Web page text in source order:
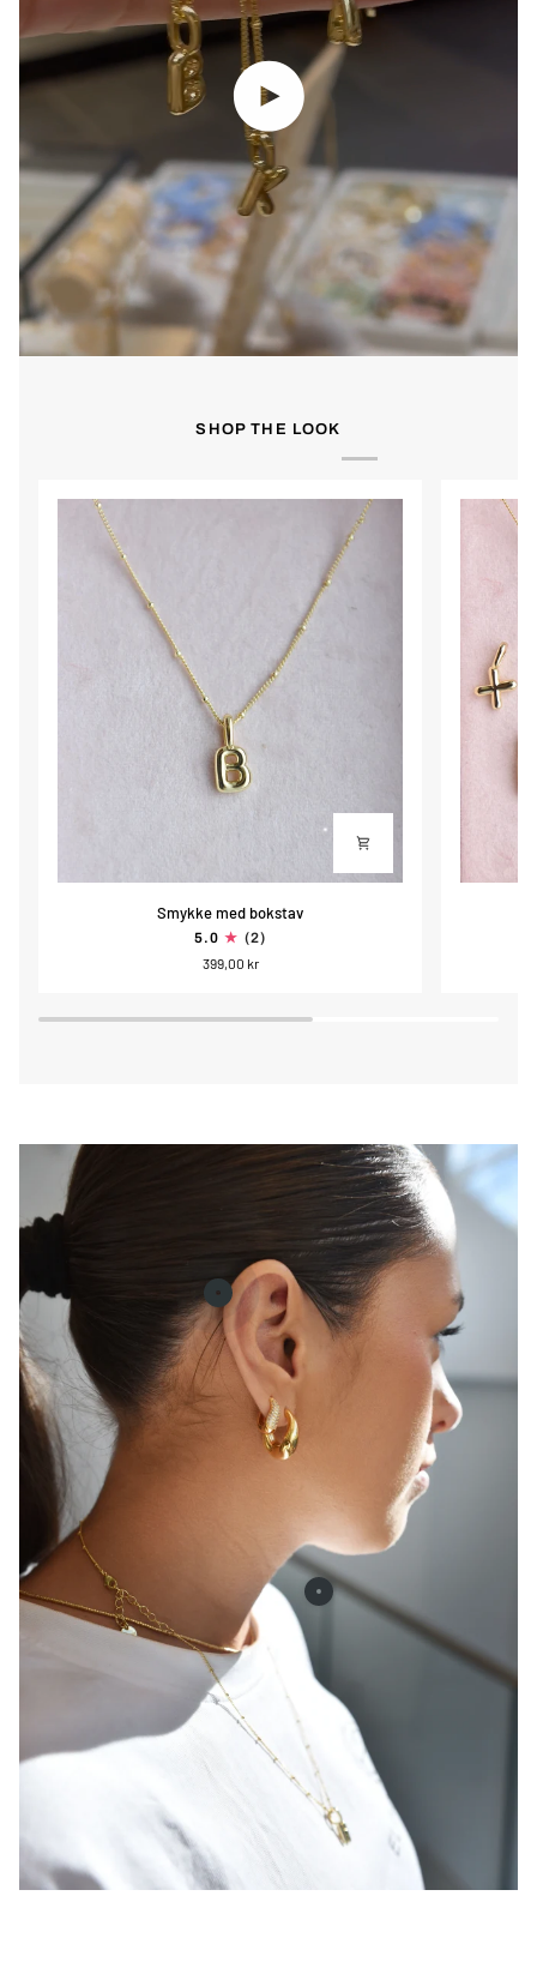
Spill av video
SHOP THE LOOK
Smykke med bokstav
5.0
(2)
399,00 kr
Innlogging kreves
Logg inn på kontoen din for å legge til produkter i ønskelisten
din og se tidligere lagrede varer.
Logg inn